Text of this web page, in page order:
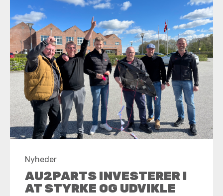
Nyheder
AU2PARTS INVESTERER I
AT STYRKE OG UDVIKLE